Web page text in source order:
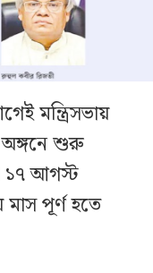
মন্ত্রিসভায়
অঙ্গনে শুরু
১৭ আগস্ট
মাস পূর্ণ হতে